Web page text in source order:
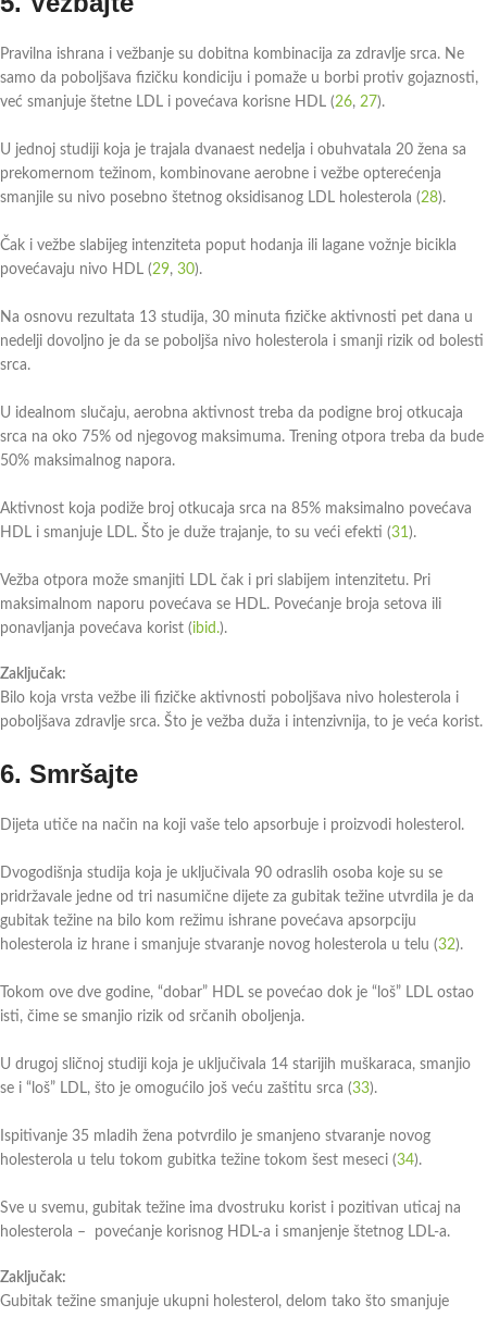
Pravilna ishrana i vežbanje su dobitna kombinacija za zdravlje srca. Ne
samo da poboljšava fizičku kondiciju i pomaže u borbi protiv gojaznosti,
već smanjuje štetne LDL i povećava korisne HDL (26, 27).
U jednoj studiji koja je trajala dvanaest nedelja i obuhvatala 20 žena sa
prekomernom težinom, kombinovane aerobne i vežbe opterećenja
smanjile su nivo posebno štetnog oksidisanog LDL holesterola (28).
Čak i vežbe slabijeg intenziteta poput hodanja ili lagane vožnje bicikla
povećavaju nivo HDL (29, 30).
Na osnovu rezultata 13 studija, 30 minuta fizičke aktivnosti pet dana u
nedelji dovoljno je da se poboljša nivo holesterola i smanji rizik od bolesti
srca.
U idealnom slučaju, aerobna aktivnost treba da podigne broj otkucaja
srca na oko 75% od njegovog maksimuma. Trening otpora treba da bude
50% maksimalnog napora.
Aktivnost koja podiže broj otkucaja srca na 85% maksimalno povećava
HDL i smanjuje LDL. Što je duže trajanje, to su veći efekti (31 ).
Vežba otpora može smanjiti LDL čak i pri slabijem intenzitetu. Pri
maksimalnom naporu povećava se HDL. Povećanje broja setova ili
ponavljanja povećava korist (ibid.).
Zaključak:
Bilo koja vrsta vežbe ili fizičke aktivnosti poboljšava nivo holesterola i
poboljšava zdravlje srca. Što je vežba duža i intenzivnija, to je veća korist.
6. Smršajte
Dijeta utiče na način na koji vaše telo apsorbuje i proizvodi holesterol.
Dvogodišnja studija koja je uključivala 90 odraslih osoba koje su se
pridržavale jedne od tri nasumične dijete za gubitak težine utvrdila je da
gubitak težine na bilo kom režimu ishrane povećava apsorpciju
holesterola iz hrane i smanjuje stvaranje novog holesterola u telu (32).
Tokom ove dve godine, “dobar” HDL se povećao dok je “loš” LDL ostao
isti, čime se smanjio rizik od srčanih oboljenja.
U drugoj sličnoj studiji koja je uključivala 14 starijih muškaraca, smanjio
se i “loš” LDL, što je omogućilo još veću zaštitu srca (33).
Ispitivanje 35 mladih žena potvrdilo je smanjeno stvaranje novog
holesterola u telu tokom gubitka težine tokom šest meseci (34).
Sve u svemu, gubitak težine ima dvostruku korist i pozitivan uticaj na
holesterola – povećanje korisnog HDL-a i smanjenje štetnog LDL-a.
Zaključak:
Gubitak težine smanjuje ukupni holesterol, delom tako što smanjuje